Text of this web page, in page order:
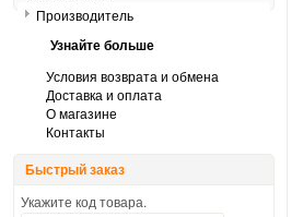
Производитель
Узнайте больше
Условия возврата и обмена
Доставка и оплата
О магазине
Контакты
Быстрый заказ
Укажите код товара.